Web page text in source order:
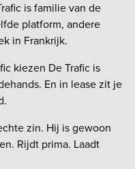
is familie van de
platform, andere
in Frankrijk.
kiezen De Trafic is
En in lease zit je
zin. Hij is gewoon
Rijdt prima. Laadt